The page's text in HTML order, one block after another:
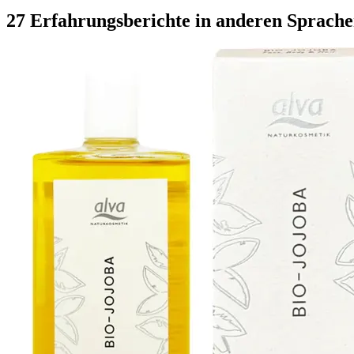
27 Erfahrungsberichte in anderen